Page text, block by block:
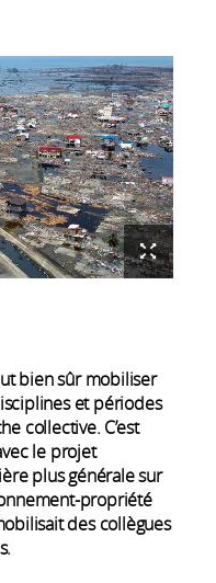
bien sûr mobiliser
et périodes
collective. C’est
le projet
plus générale sur
propriété
des collègues